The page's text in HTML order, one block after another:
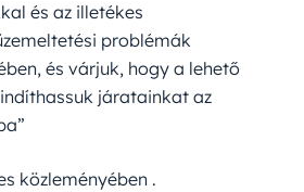
és az illetékes
problémák
és várjuk, hogy a lehető
járatainkat az
közleményében .